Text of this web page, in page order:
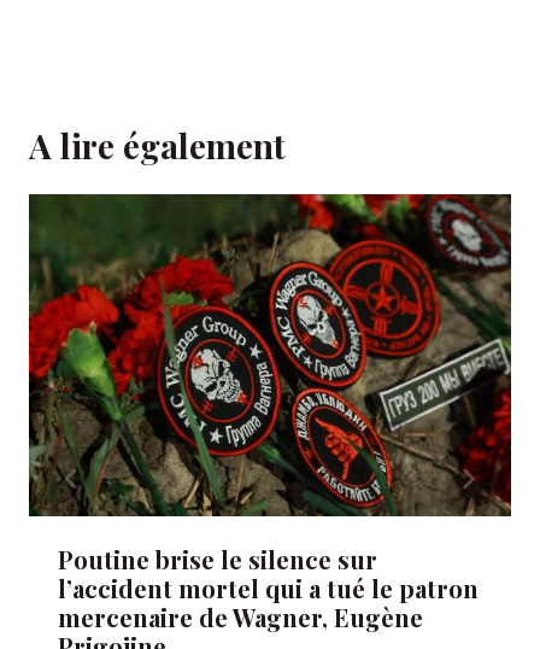
A lire également
Poutine brise le silence sur
l’accident mortel qui a tué le patron
mercenaire de Wagner, Eugène